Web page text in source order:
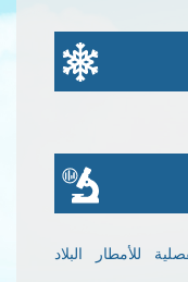
للأمطار البلاد